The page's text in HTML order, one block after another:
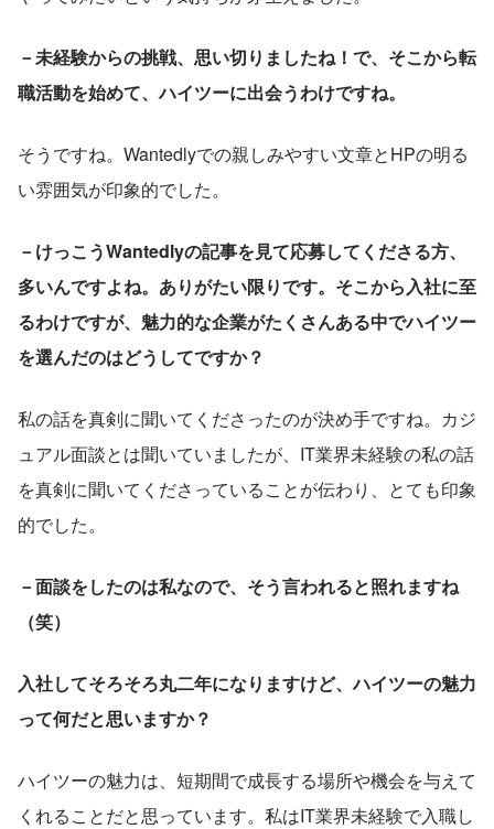
－未経験からの挑戦、思い切りましたね！で、そこから転
職活動を始めて、ハイツーに出会うわけですね。
そうですね。Wantedlyでの親しみやすい文章とHPの明る
い雰囲気が印象的でした。
－けっこうWantedlyの記事を見て応募してくださる方、
多いんですよね。ありがたい限りです。そこから入社に至
るわけですが、魅力的な企業がたくさんある中でハイツー
を選んだのはどうしてですか？
私の話を真剣に聞いてくださったのが決め手ですね。カジ
ュアル面談とは聞いていましたが、IT業界未経験の私の話
を真剣に聞いてくださっていることが伝わり、とても印象
的でした。
－面談をしたのは私なので、そう言われると照れますね
（笑）
入社してそろそろ丸二年になりますけど、ハイツーの魅力
って何だと思いますか？
ハイツーの魅力は、短期間で成長する場所や機会を与えて
くれることだと思っています。私はIT業界未経験で入職し